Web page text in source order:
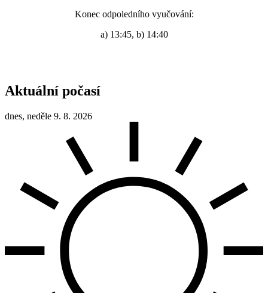
Konec odpoledního vyučování:
a) 13:45, b) 14:40
Aktuální počasí
dnes, neděle 9. 8. 2026